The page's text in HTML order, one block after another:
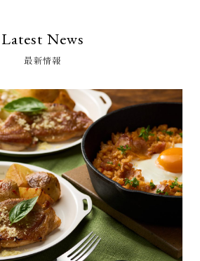
Latest News
最新情報